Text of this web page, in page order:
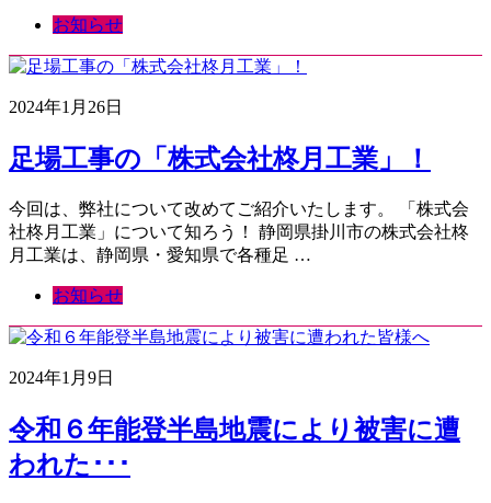
お知らせ
2024年1月26日
足場工事の「株式会社柊月工業」！
今回は、弊社について改めてご紹介いたします。 「株式会
社柊月工業」について知ろう！ 静岡県掛川市の株式会社柊
月工業は、静岡県・愛知県で各種足 …
お知らせ
2024年1月9日
令和６年能登半島地震により被害に遭
われた･･･